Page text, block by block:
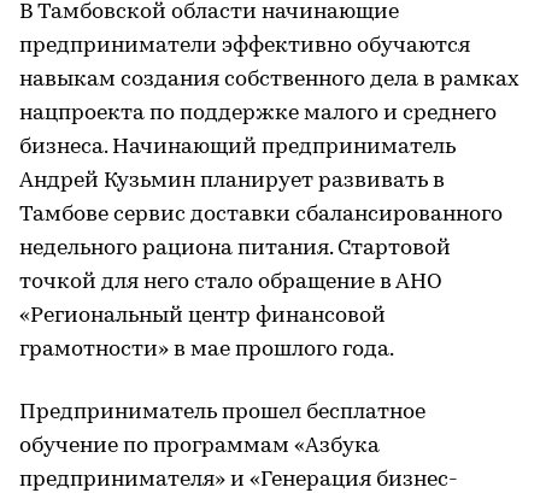
В Тамбовской области начинающие
предприниматели эффективно обучаются
навыкам создания собственного дела в рамках
нацпроекта по поддержке малого и среднего
бизнеса. Начинающий предприниматель
Андрей Кузьмин планирует развивать в
Тамбове сервис доставки сбалансированного
недельного рациона питания. Стартовой
точкой для него стало обращение в АНО
«Региональный центр финансовой
грамотности» в мае прошлого года.
Предприниматель прошел бесплатное
обучение по программам «Азбука
предпринимателя» и «Генерация бизнес-